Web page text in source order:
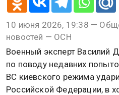
10 июня 2026, 19:38 —
новостей — ОСН
Военный эксперт Василий
по поводу недавних
ВС киевского режима
Российской Федерации, в